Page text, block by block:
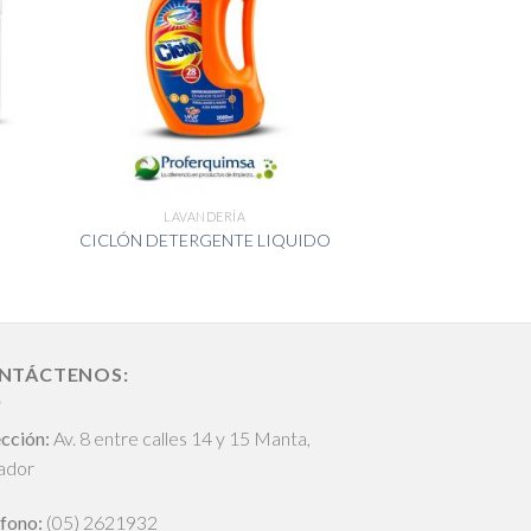
LAVANDERÍA
CICLÓN DETERGENTE LIQUIDO
Av. 8 entre calles 14 y 15 Manta,
(05) 2621932